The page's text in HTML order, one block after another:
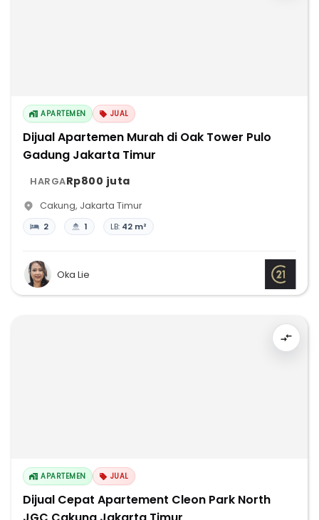
APARTEMEN JUAL
Dijual Apartemen Murah di Oak Tower Pulo
Gadung Jakarta Timur
HARGARp800 juta
Cakung, Jakarta Timur
2 1 LB: 42 m²
Oka Lie
APARTEMEN JUAL
Dijual Cepat Apartement Cleon Park North